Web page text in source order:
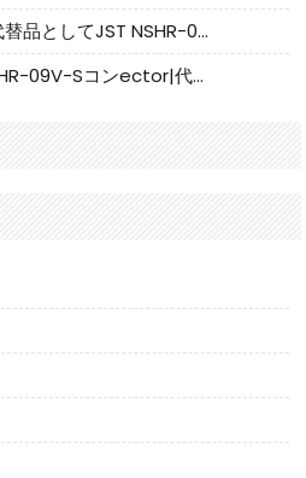
JSTコネクタ-正品および代替品としてJST NSHR-02V-Sコネクタを提供します
JSTコンector-正品JST GHR-09V-Sコンector|代替品提供